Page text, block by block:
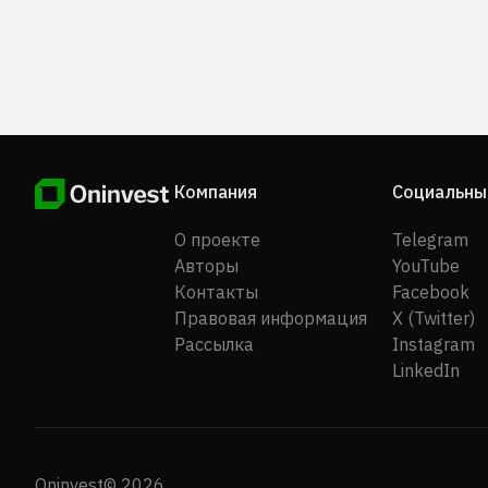
Компания
О проекте
Авторы
Контакты
Правовая информация
Рассылка
Telegram
YouTube
Facebook
X (Twitter)
Instagram
LinkedIn